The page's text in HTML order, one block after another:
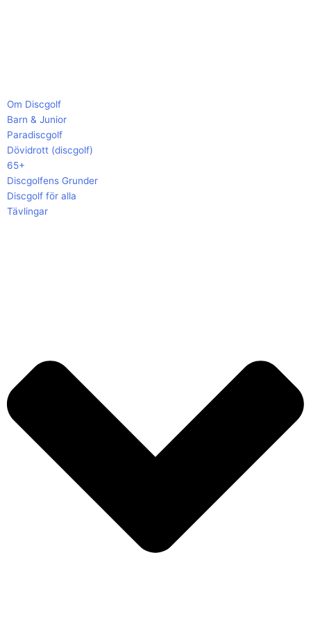
Om Discgolf
Barn & Junior
Paradiscgolf
Dövidrott (discgolf)
65+
Discgolfens Grunder
Discgolf för alla
Tävlingar